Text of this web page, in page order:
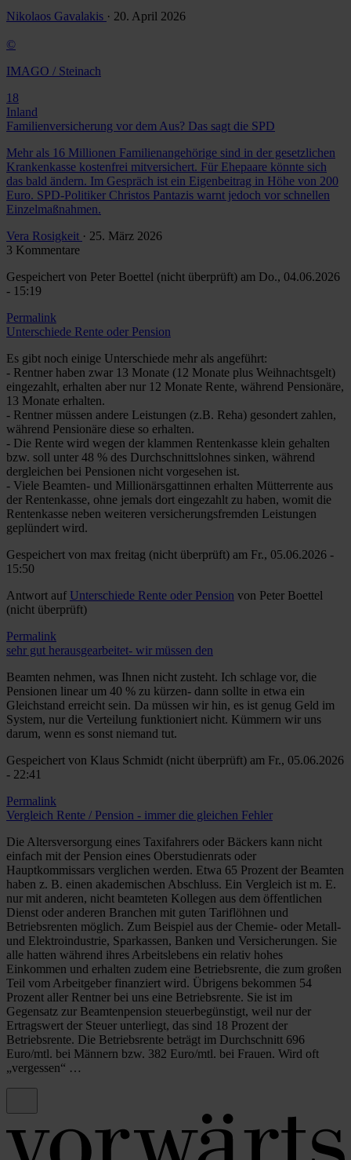
Nikolaos Gavalakis · 20. April 2026
©
IMAGO / Steinach
18
Inland
Familienversicherung vor dem Aus? Das sagt die SPD
Mehr als 16 Millionen Familienangehörige sind in der gesetzlichen
Krankenkasse kostenfrei mitversichert. Für Ehepaare könnte sich
das bald ändern. Im Gespräch ist ein Eigenbeitrag in Höhe von 200
Euro. SPD-Politiker Christos Pantazis warnt jedoch vor schnellen
Einzelmaßnahmen.
Vera Rosigkeit · 25. März 2026
3 Kommentare
Gespeichert von Peter Boettel (nicht überprüft) am Do., 04.06.2026
- 15:19
Permalink
Unterschiede Rente oder Pension
Es gibt noch einige Unterschiede mehr als angeführt:
- Rentner haben zwar 13 Monate (12 Monate plus Weihnachtsgelt)
eingezahlt, erhalten aber nur 12 Monate Rente, während Pensionäre,
13 Monate erhalten.
- Rentner müssen andere Leistungen (z.B. Reha) gesondert zahlen,
während Pensionäre diese so erhalten.
- Die Rente wird wegen der klammen Rentenkasse klein gehalten
bzw. soll unter 48 % des Durchschnittslohnes sinken, während
dergleichen bei Pensionen nicht vorgesehen ist.
- Viele Beamten- und Millionärsgattinnen erhalten Mütterrente aus
der Rentenkasse, ohne jemals dort eingezahlt zu haben, womit die
Rentenkasse neben weiteren versicherungsfremden Leistungen
geplündert wird.
Gespeichert von max freitag (nicht überprüft) am Fr., 05.06.2026 -
15:50
Antwort auf Unterschiede Rente oder Pension von Peter Boettel
(nicht überprüft)
Permalink
sehr gut herausgearbeitet- wir müssen den
Beamten nehmen, was Ihnen nicht zusteht. Ich schlage vor, die
Pensionen linear um 40 % zu kürzen- dann sollte in etwa ein
Gleichstand erreicht sein. Da müssen wir hin, es ist genug Geld im
System, nur die Verteilung funktioniert nicht. Kümmern wir uns
darum, wenn es sonst niemand tut.
Gespeichert von Klaus Schmidt (nicht überprüft) am Fr., 05.06.2026
- 22:41
Permalink
Vergleich Rente / Pension - immer die gleichen Fehler
Die Altersversorgung eines Taxifahrers oder Bäckers kann nicht
einfach mit der Pension eines Oberstudienrats oder
Hauptkommissars verglichen werden. Etwa 65 Prozent der Beamten
haben z. B. einen akademischen Abschluss. Ein Vergleich ist m. E.
nur mit anderen, nicht beamteten Kollegen aus dem öffentlichen
Dienst oder anderen Branchen mit guten Tariflöhnen und
Betriebsrenten möglich. Zum Beispiel aus der Chemie- oder Metall-
und Elektroindustrie, Sparkassen, Banken und Versicherungen. Sie
alle hatten während ihres Arbeitslebens ein relativ hohes
Einkommen und erhalten zudem eine Betriebsrente, die zum großen
Teil vom Arbeitgeber finanziert wird. Übrigens bekommen 54
Prozent aller Rentner bei uns eine Betriebsrente. Sie ist im
Gegensatz zur Beamtenpension steuerbegünstigt, weil nur der
Ertragswert der Steuer unterliegt, das sind 18 Prozent der
Betriebsrente. Die Betriebsrente beträgt im Durchschnitt 696
Euro/mtl. bei Männern bzw. 382 Euro/mtl. bei Frauen. Wird oft
„vergessen“ …